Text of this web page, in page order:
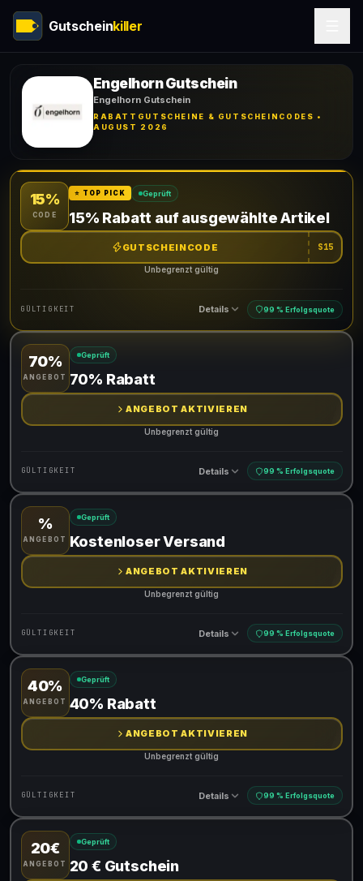
Gutscheinkiller
Engelhorn Gutschein
Engelhorn Gutschein
RABATTGUTSCHEINE & GUTSCHEINCODES •
AUGUST 2026
15%
CODE
⭐ TOP PICK Geprüft
15% Rabatt auf ausgewählte Artikel
GUTSCHEINCODE S15
Unbegrenzt gültig
GÜLTIGKEIT Details 99 % Erfolgsquote
Gültig für teilnehmende Produkte
Gib den Code an der Kasse ein, um den Rabatt zu erhalten
70%
ANGEBOT
Geprüft
70% Rabatt
ANGEBOT AKTIVIEREN
Unbegrenzt gültig
GÜLTIGKEIT Details 99 % Erfolgsquote
Gültig für teilnehmende Produkte
%
ANGEBOT
Geprüft
Kostenloser Versand
ANGEBOT AKTIVIEREN
Unbegrenzt gültig
GÜLTIGKEIT Details 99 % Erfolgsquote
Gültig für teilnehmende Produkte
40%
ANGEBOT
Geprüft
40% Rabatt
ANGEBOT AKTIVIEREN
Unbegrenzt gültig
GÜLTIGKEIT Details 99 % Erfolgsquote
Gültig für teilnehmende Produkte
20€
ANGEBOT
Geprüft
20 € Gutschein